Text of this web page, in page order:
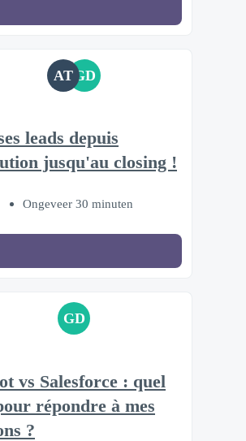
AT GD
leads depuis
jusqu'au closing !
Ongeveer 30 minuten
GD
vs Salesforce : quel
répondre à mes
?